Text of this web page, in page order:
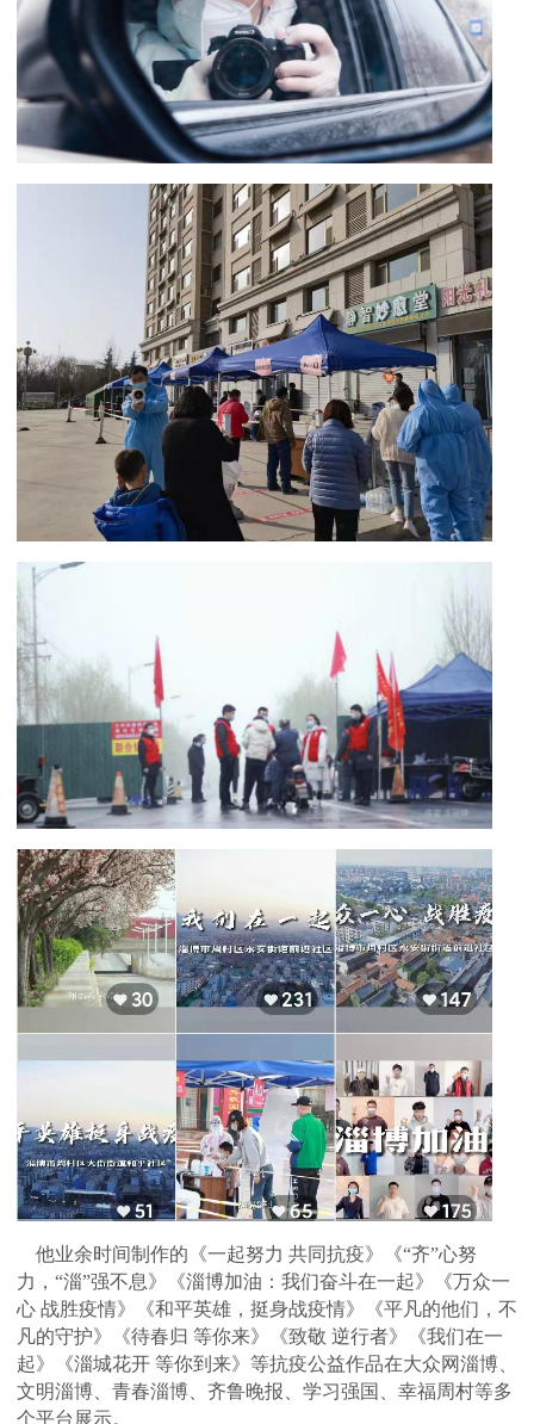
他业余时间制作的《一起努力 共同抗疫》《“齐”心努
力，“淄”强不息》《淄博加油：我们奋斗在一起》《万众一
心 战胜疫情》《和平英雄，挺身战疫情》《平凡的他们，不
凡的守护》《待春归 等你来》《致敬 逆行者》《我们在一
起》《淄城花开 等你到来》等抗疫公益作品在大众网淄博、
文明淄博、青春淄博、齐鲁晚报、学习强国、幸福周村等多
个平台展示。